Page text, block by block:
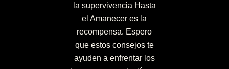
la supervivencia Hasta
el Amanecer es la
recompensa. Espero
que estos consejos te
ayuden a enfrentar los